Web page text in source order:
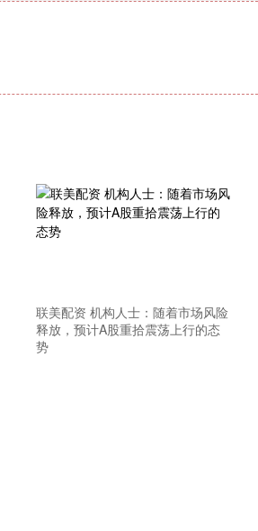
联美配资 机构人士：随着市场风险
释放，预计A股重拾震荡上行的态
势